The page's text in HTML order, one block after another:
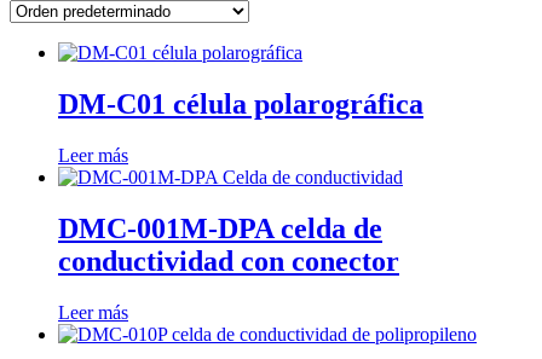
DM-C01 célula polarográfica
Leer más
DMC-001M-DPA celda de
conductividad con conector
Leer más